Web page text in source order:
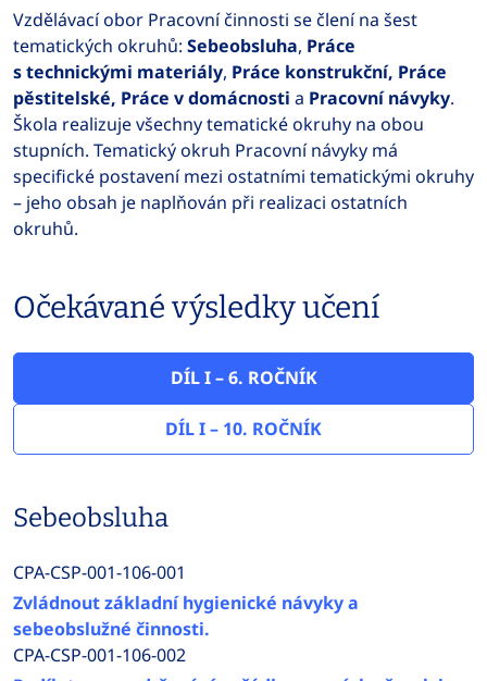
Vzdělávací obor Pracovní činnosti se člení na šest
tematických okruhů: Sebeobsluha, Práce
s technickými materiály, Práce konstrukční, Práce
pěstitelské, Práce v domácnosti a Pracovní návyky.
Škola realizuje všechny tematické okruhy na obou
stupních. Tematický okruh Pracovní návyky má
specifické postavení mezi ostatními tematickými okruhy
– jeho obsah je naplňován při realizaci ostatních
okruhů.
Očekávané výsledky učení
DÍL I – 6. ROČNÍK
DÍL I – 10. ROČNÍK
Sebeobsluha
CPA-CSP-001-106-001
Zvládnout základní hygienické návyky a
sebeobslužné činnosti.
CPA-CSP-001-106-002